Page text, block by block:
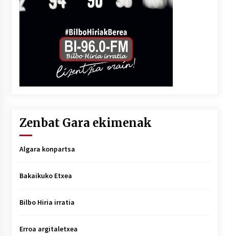
Zenbat Gara ekimenak
Algara konpartsa
Bakaikuko Etxea
Bilbo Hiria irratia
Erroa argitaletxea